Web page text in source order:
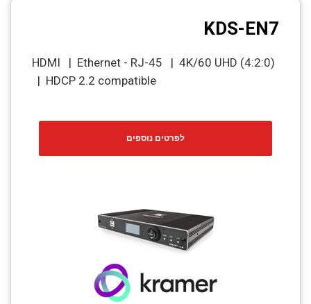
KDS-EN7
HDMI | Ethernet - RJ-45 | 4K/60 UHD (4:2:0)
| HDCP 2.2 compatible
לפרטים נוספים